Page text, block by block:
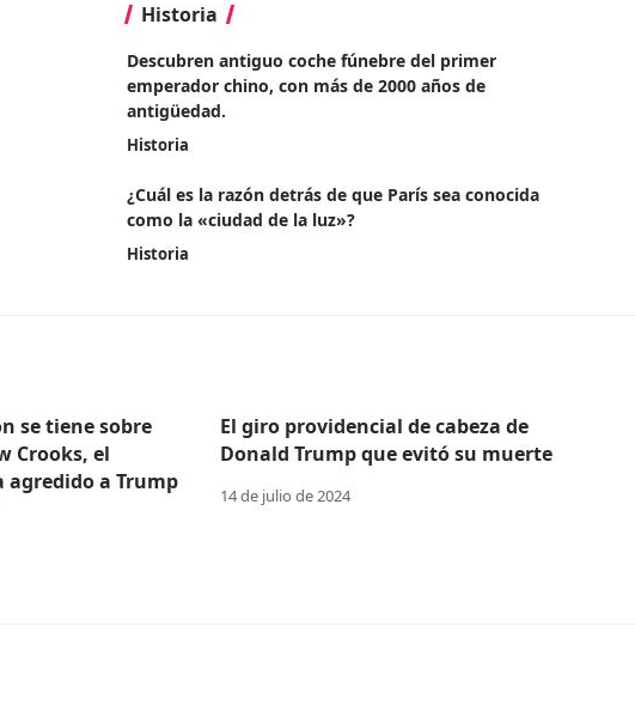
Historia
Descubren antiguo coche fúnebre del primer
emperador chino, con más de 2000 años de
antigüedad.
Historia
¿Cuál es la razón detrás de que París sea conocida
como la «ciudad de la luz»?
Historia
se tiene sobre
Crooks, el
a Trump
El giro providencial de cabeza de
Donald Trump que evitó su muerte
14 de julio de 2024